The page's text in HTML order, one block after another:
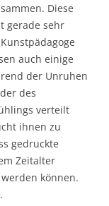
Diese
gerade sehr
auch einige
der Unruhen
des
verteilt
ihnen zu
gedruckte
Zeitalter
können.